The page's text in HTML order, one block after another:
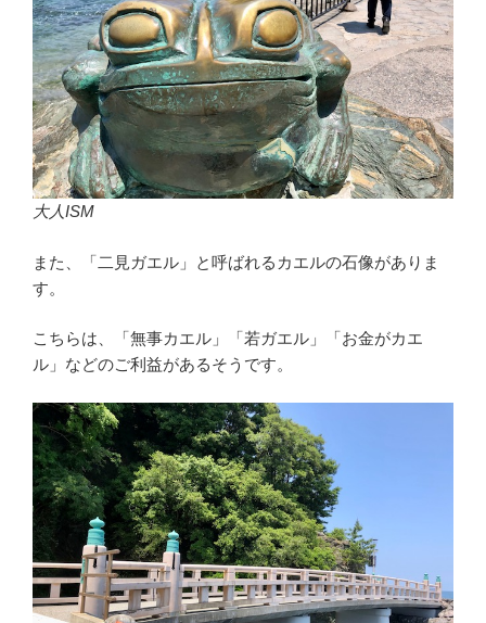
大人ISM
また、「二見ガエル」と呼ばれるカエルの石像がありま
す。
こちらは、「無事カエル」「若ガエル」「お金がカエ
ル」などのご利益があるそうです。